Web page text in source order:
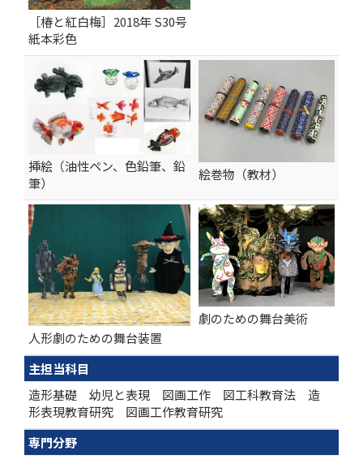
［椿と紅白梅］2018年 S30号
紙本彩色
挿絵（油性ペン、色鉛筆、鉛
筆）
絵巻物（教材）
人形劇のための舞台装置
劇のための舞台美術
主担当科目
造形基礎 幼児と表現 図画工作 図工科教育法 造
形表現教育研究 図画工作教育研究
専門分野